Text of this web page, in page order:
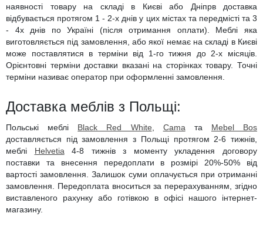
наявності товару на складі в Києві або Дніпрв доставка
відбувається протягом 1 - 2-х днів у цих містах та передмісті та 3
- 4х днів по Україні (після отримання оплати). Меблі яка
виготовляється під замовлення, або якої немає на складі в Києві
може поставлятися в терміни від 1-го тижня до 2-х місяців.
Орієнтовні терміни доставки вказані на сторінках товару. Точні
терміни називає оператор при оформленні замовлення.
Доставка меблів з Польщі:
Польські меблі Black Red White Cama та Mebel Bos
доставляється під замовлення з Польщі протягом 2-6 тижнів,
меблі Helvetia 4-8 тижнів з моменту укладення договору
поставки та внесення передоплати в розмірі 20%-50% від
вартості замовлення. Залишок суми оплачується при отриманні
замовлення. Передоплата вноситься за перерахуванням, згідно
виставленого рахунку або готівкою в офісі нашого інтернет-
магазину.